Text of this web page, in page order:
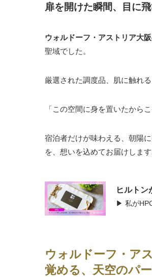
扉を開けた瞬間、目に
ウォルドーフ・アストリア大
聖域でした。
厳選された調度品、肌に触れ
「この空間に身を置いたから
宿泊者だけが味わえる、朝陽
を、想いを込めてお届けします
ヒルトン
▶ 私が
ウォルドーフ・ア
覚める、天空のパ